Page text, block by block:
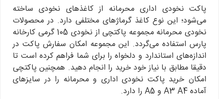
پاکت نخودی اداری محرمانه از کاغذهای نخودی ساخته
می‌شود؛ این نوع کاغذ گرماژهای مختلفی دارد. در محصولات
نخودی محرمانه مجموعه پاکتچی از نخودی 105 گرمی کارخانه
پارس استفاده می‌گردد. این مجموعه امکان سفارش پاکت در
اندازه‌های استاندارد و دلخواه را برای شما فراهم کرده است تا
دقیقا مطابق با نیاز خود خرید را انجام دهید. همچنین پاکتچی
امکان خرید پاکت نخودی اداری و محرمانه را در سایزهای
آماده A3 A4 و A5 را دارد.